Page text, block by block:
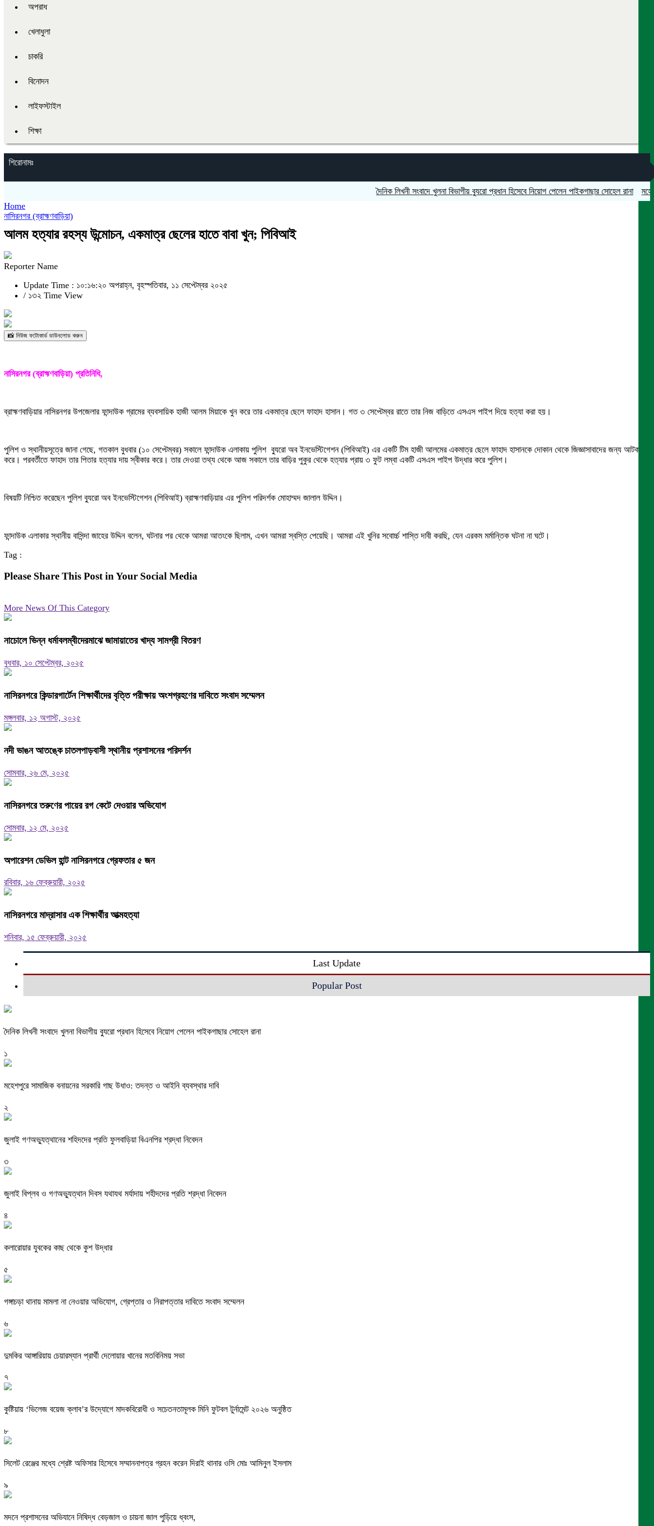
অপরাধ
খেলাধুলা
চাকরি
বিনোদন
লাইফস্টাইল
শিক্ষা
শিরোনামঃ
দৈনিক লিখনী সংবাদে খুলনা বিভাগীয় ব্যুরো প্রধান হিসেবে নিয়োগ পেলেন পাইকগাছার সোহেল রানা
মহেশপুরে
Home
নাসিরনগর (ব্রাহ্মণবাড়িয়া)
আলম হত্যার রহস্য উন্মোচন, একমাত্র ছেলের হাতে বাবা খুন; পিবিআই
Reporter Name
Update Time : ১০:১৬:২০ অপরাহ্ন, বৃহস্পতিবার, ১১ সেপ্টেম্বর ২০২৫
/ ১৩২ Time View
📸 নিউজ ফটোকার্ড ডাউনলোড করুন
নাসিরনগর (ব্রাহ্মণবাড়িয়া) প্রতিনিধি,
ব্রাহ্মণবাড়িয়ার নাসিরনগর উপজেলার ফান্দাউক গ্রামের ব্যবসায়িক হাজী আলম মিয়াকে খুন করে তার একমাত্র ছেলে ফাহাদ হাসান। গত ৩ সেপ্টেম্বর রাতে তার নিজ বাড়িতে এসএস পাইপ দিয়ে হত্যা করা হয়।
পুলিশ ও স্থানীয়সূত্রে জানা গেছে, গতকাল বুধবার (১০ সেপ্টেম্বর) সকালে ফান্দাউক এলাকায় পুলিশ ব্যুরো অব ইনভেস্টিগেশন (পিবিআই) এর একটি টিম হাজী আলমের একমাত্র ছেলে ফাহাদ হাসানকে দোকান থেকে জিজ্ঞাসাবাদের জন্য আটক
করে। পরবর্তীতে ফাহাদ তার পিতার হত্যার দায় স্বীকার করে। তার দেওয়া তথ্য থেকে আজ সকালে তার বাড়ির পুকুর থেকে হত্যার প্রায় ৩ ফুট লম্বা একটি এসএস পাইপ উদ্ধার করে পুলিশ।
বিষয়টি নিশ্চিত করেছেন পুলিশ ব্যুরো অব ইনভেস্টিগেশন (পিবিআই) ব্রাহ্মণবাড়িয়ার এর পুলিশ পরিদর্শক মোহাম্মদ জালাল উদ্দিন।
ফান্দাউক এলাকার স্থানীয় বাসিন্দা জাহের উদ্দিন বলেন, ঘটনার পর থেকে আমরা আতংকে ছিলাম, এখন আমরা স্বস্তি পেয়েছি। আমরা এই খুনির সবোর্চ্চ শাস্তি দাবী করছি, যেন এরকম মর্মান্তিক ঘটনা না ঘটে।
Tag :
Please Share This Post in Your Social Media
More News Of This Category
নাচোলে ভিন্ন ধর্মাবলম্বীদেরমাঝে জামায়াতের খাদ্য সামগ্রী বিতরণ
বুধবার, ১০ সেপ্টেম্বর, ২০২৫
নাসিরনগরে কিন্ডারগার্টেন শিক্ষার্থীদের বৃত্তি পরীক্ষায় অংশগ্রহণের দাবিতে সংবাদ সম্মেলন
মঙ্গলবার, ১২ অগাস্ট, ২০২৫
নদী ভাঙন আতঙ্কে চাতলপাড়বাসী স্থানীয় প্রশাসনের পরিদর্শন
সোমবার, ২৬ মে, ২০২৫
নাসিরনগরে তরুণের পায়ের রগ কেটে দেওয়ার অভিযোগ
সোমবার, ১২ মে, ২০২৫
অপারেশন ডেভিল হান্ট নাসিরনগরে গ্রেফতার ৫ জন
রবিবার, ১৬ ফেব্রুয়ারী, ২০২৫
নাসিরনগরে মাদ্রাসার এক শিক্ষার্থীর আত্মহত্যা
শনিবার, ১৫ ফেব্রুয়ারী, ২০২৫
Last Update
Popular Post
দৈনিক লিখনী সংবাদে খুলনা বিভাগীয় ব্যুরো প্রধান হিসেবে নিয়োগ পেলেন পাইকগাছার সোহেল রানা
১
মহেশপুরে সামাজিক বনায়নের সরকারি গাছ উধাও: তদন্ত ও আইনি ব্যবস্থার দাবি
২
জুলাই গণঅভ্যুত্থানের শহিদদের প্রতি ফুলবাড়িয়া বিএনপির শ্রদ্ধা নিবেদন
৩
জুলাই বিপ্লব ও গণঅভ্যুত্থান দিবস যথাযথ মর্যাদায় শহীদদের প্রতি শ্রদ্ধা নিবেদন
৪
কলারোয়ার যুবকের কাছ থেকে কুশ উদ্ধার
৫
গঙ্গাচড়া থানায় মামলা না নেওয়ার অভিযোগ, গ্রেপ্তার ও নিরাপত্তার দাবিতে সংবাদ সম্মেলন
৬
দুমকির আঙ্গারিয়ায় চেয়ারম্যান প্রার্থী দেলোয়ার খানের মতবিনিময় সভা
৭
কুষ্টিয়ায় ‘ভিলেজ বয়েজ ক্লাব’র উদ্যোগে মাদকবিরোধী ও সচেতনতামূলক মিনি ফুটবল টুর্নামেন্ট ২০২৬ অনুষ্ঠিত
৮
সিলেট রেঞ্জের মধ্যে শ্রেষ্ট অফিসার হিসেবে সম্মাননাপত্র গ্রহন করেন দিরাই থানার ওসি মোঃ আমিনুল ইসলাম
৯
মদনে প্রশাসনের অভিযানে নিষিদ্ধ বেড়জাল ও চায়না জাল পুড়িয়ে ধ্বংস,